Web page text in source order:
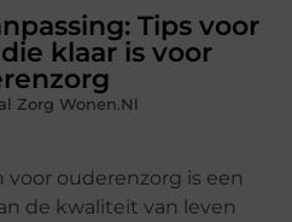
Tips voor
klaar is voor
Zorg Wonen.nl
voor ouderenzorg is een
de kwaliteit van leven